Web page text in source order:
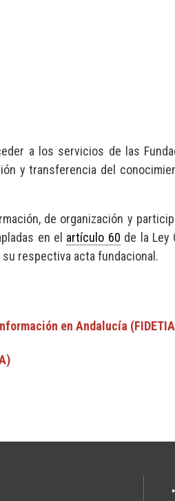
a los servicios de las
y transferencia del
de organización y
en el artículo 60 de la Ley
respectiva acta fundacional.
en Andalucía